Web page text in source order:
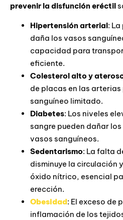
prevenir la disfunción eréctil
Hipertensión arterial:
daña los vasos
capacidad para
eficiente.
Colesterol alto y
de placas en las
sanguíneo limitado.
Diabetes: Los niveles
sangre pueden dañar
vasos sanguíneos.
Sedentarismo: La falta
disminuye la circulación
óxido nítrico, esencial
erección.
Obesidad: El exceso de
inflamación de los